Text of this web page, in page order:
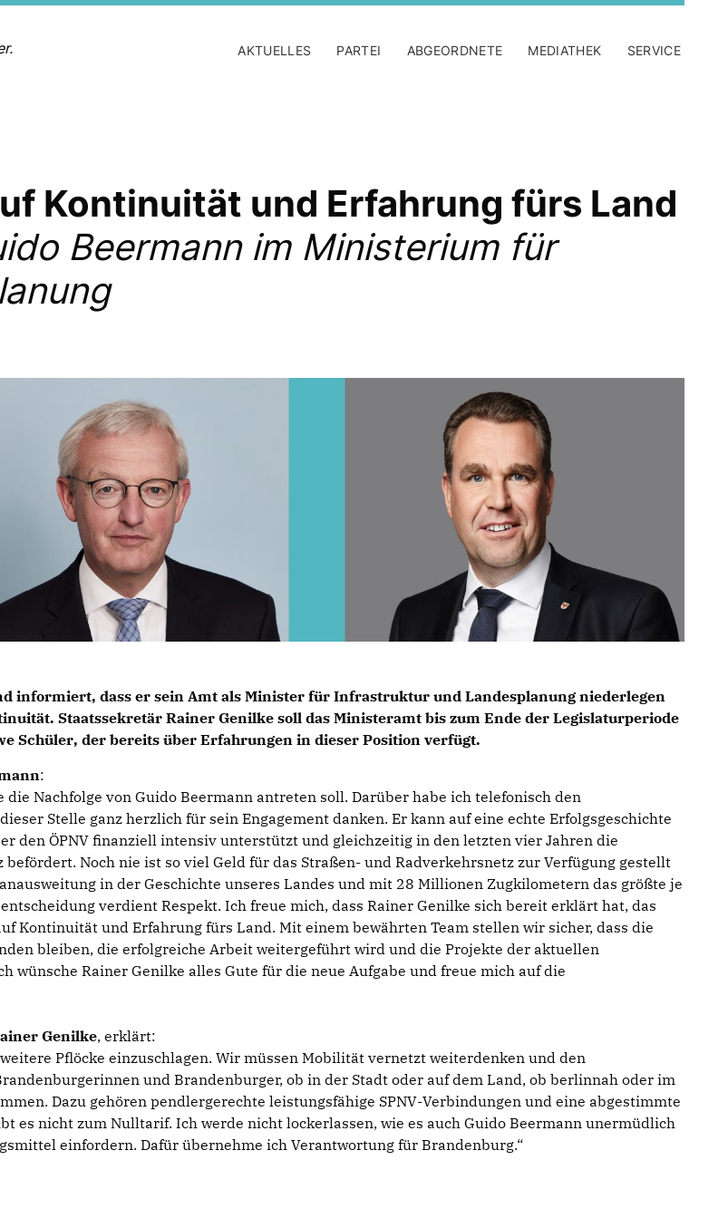
AKTUELLES PARTEI ABGEORDNETE MEDIATHEK SERVICE
Kontinuität und Erfahrung fürs Land
Beermann im Ministerium für
informiert, dass er sein Amt als Minister für Infrastruktur und Landesplanung niederlegen
Staatssekretär Rainer Genilke soll das Ministeramt bis zum Ende der Legislaturperiode
Schüler, der bereits über Erfahrungen in dieser Position verfügt.
:
Nachfolge von Guido Beermann antreten soll. Darüber habe ich telefonisch den
Stelle ganz herzlich für sein Engagement danken. Er kann auf eine echte Erfolgsgeschichte
den ÖPNV finanziell intensiv unterstützt und gleichzeitig in den letzten vier Jahren die
Noch nie ist so viel Geld für das Straßen- und Radverkehrsnetz zur Verfügung gestellt
in der Geschichte unseres Landes und mit 28 Millionen Zugkilometern das größte je
verdient Respekt. Ich freue mich, dass Rainer Genilke sich bereit erklärt hat, das
Kontinuität und Erfahrung fürs Land. Mit einem bewährten Team stellen wir sicher, dass die
bleiben, die erfolgreiche Arbeit weitergeführt wird und die Projekte der aktuellen
Rainer Genilke alles Gute für die neue Aufgabe und freue mich auf die
Genilke, erklärt:
Pflöcke einzuschlagen. Wir müssen Mobilität vernetzt weiterdenken und den
und Brandenburger, ob in der Stadt oder auf dem Land, ob berlinnah oder im
Dazu gehören pendlergerechte leistungsfähige SPNV-Verbindungen und eine abgestimmte
es nicht zum Nulltarif. Ich werde nicht lockerlassen, wie es auch Guido Beermann unermüdlich
einfordern. Dafür übernehme ich Verantwortung für Brandenburg.“